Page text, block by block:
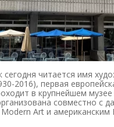
сегодня читается имя
2016), первая
в крупнейшем
совместно с
Art и американским